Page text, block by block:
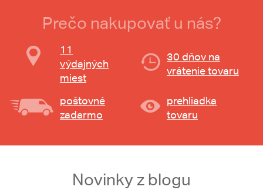
Prečo nakupovať u nás?
11
výdajných
miest
30 dňov na
vrátenie tovaru
poštovné
zadarmo
prehliadka
tovaru
Novinky z blogu